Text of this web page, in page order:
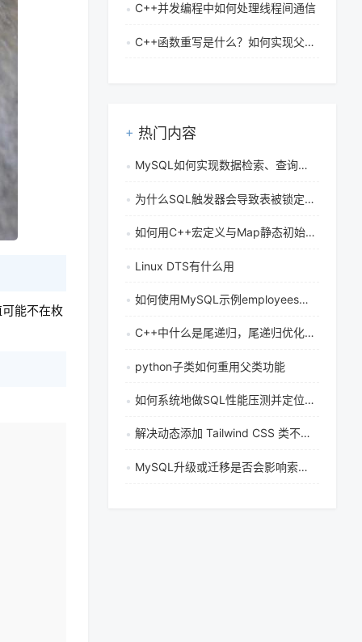
能不在枚
C++并发编程中如何处理线程间通信
C++函数重写是什么？如何实现父类函数的覆盖
热门内容
MySQL如何实现数据检索、查询和全文本搜索
为什么SQL触发器会导致表被锁定时间过长，如何减少触发器内的事务时长
如何用C++宏定义与Map静态初始化实现模板自动注册的工厂模式
Linux DTS有什么用
如何使用MySQL示例employees数据库快速上手学习？
C++中什么是尾递归，尾递归优化如何实现
python子类如何重用父类功能
如何系统地做SQL性能压测并定位数据库瓶颈？
解决动态添加 Tailwind CSS 类不生效的常见语法问题
MySQL升级或迁移是否会影响索引优化？有哪些性能注意事项